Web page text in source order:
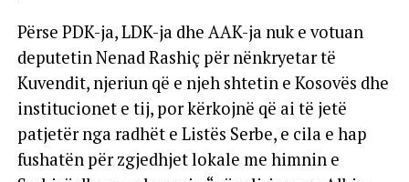
Përse PDK-ja, LDK-ja dhe AAK-ja nuk e votuan
deputetin Nenad Rashiç për nënkryetar të
Kuvendit, njeriun që e njeh shtetin e Kosovës dhe
institucionet e tij, por kërkojnë që ai të jetë
patjetër nga radhët e Listës Serbe, e cila e hap
fushatën për zgjedhjet lokale me himnin e